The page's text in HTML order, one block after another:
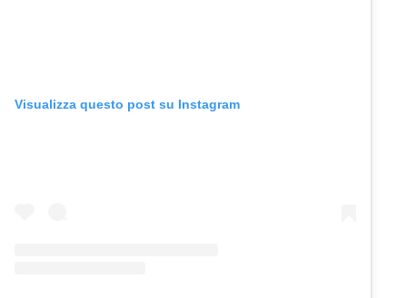
Visualizza questo post su Instagram